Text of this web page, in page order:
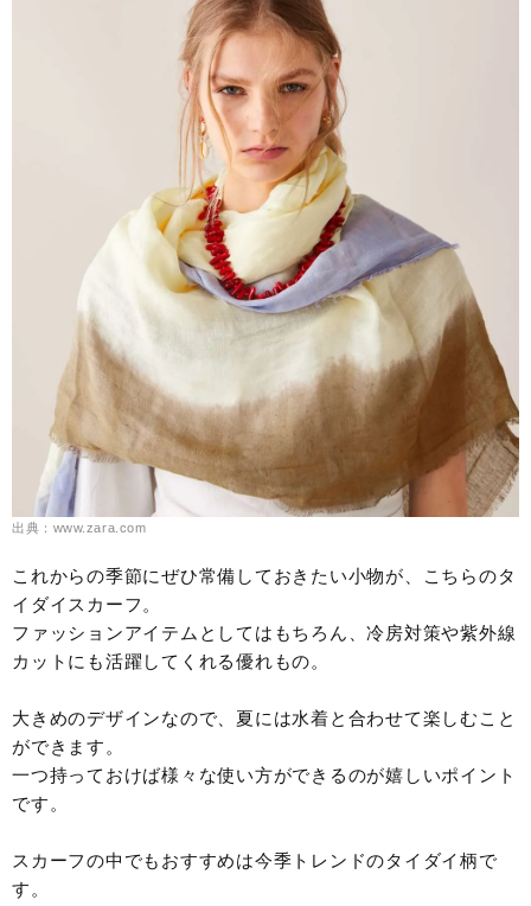
出典：www.zara.com
これからの季節にぜひ常備しておきたい小物が、こちらのタ
イダイスカーフ。
ファッションアイテムとしてはもちろん、冷房対策や紫外線
カットにも活躍してくれる優れもの。
大きめのデザインなので、夏には水着と合わせて楽しむこと
ができます。
一つ持っておけば様々な使い方ができるのが嬉しいポイント
です。
スカーフの中でもおすすめは今季トレンドのタイダイ柄で
す。